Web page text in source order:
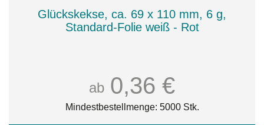
Glückskekse, ca. 69 x 110 mm, 6 g,
Standard-Folie weiß - Rot
ab 0,36 €
Mindestbestellmenge: 5000 Stk.